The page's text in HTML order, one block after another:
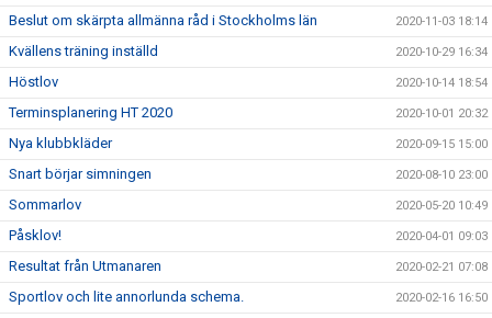
Beslut om skärpta allmänna råd i Stockholms län 2020-11-03 18:14
Kvällens träning inställd 2020-10-29 16:34
Höstlov 2020-10-14 18:54
Terminsplanering HT 2020 2020-10-01 20:32
Nya klubbkläder 2020-09-15 15:00
Snart börjar simningen 2020-08-10 23:00
Sommarlov 2020-05-20 10:49
Påsklov! 2020-04-01 09:03
Resultat från Utmanaren 2020-02-21 07:08
Sportlov och lite annorlunda schema. 2020-02-16 16:50